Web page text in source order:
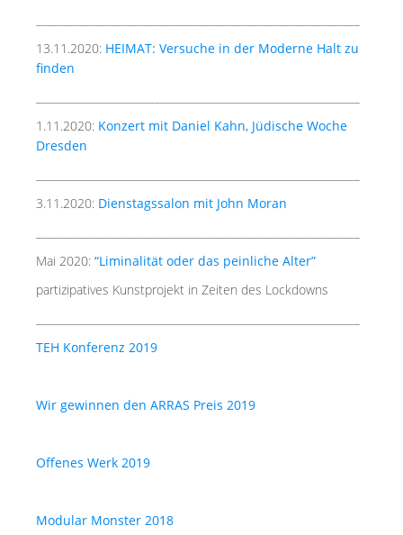
13.11.2020: HEIMAT: Versuche in der Moderne Halt zu
finden
1.11.2020: Konzert mit Daniel Kahn, Jüdische Woche
Dresden
3.11.2020: Dienstagssalon mit John Moran
Mai 2020: “Liminalität oder das peinliche Alter”
partizipatives Kunstprojekt in Zeiten des Lockdowns
TEH Konferenz 2019
Wir gewinnen den ARRAS Preis 2019
Offenes Werk 2019
Modular Monster 2018